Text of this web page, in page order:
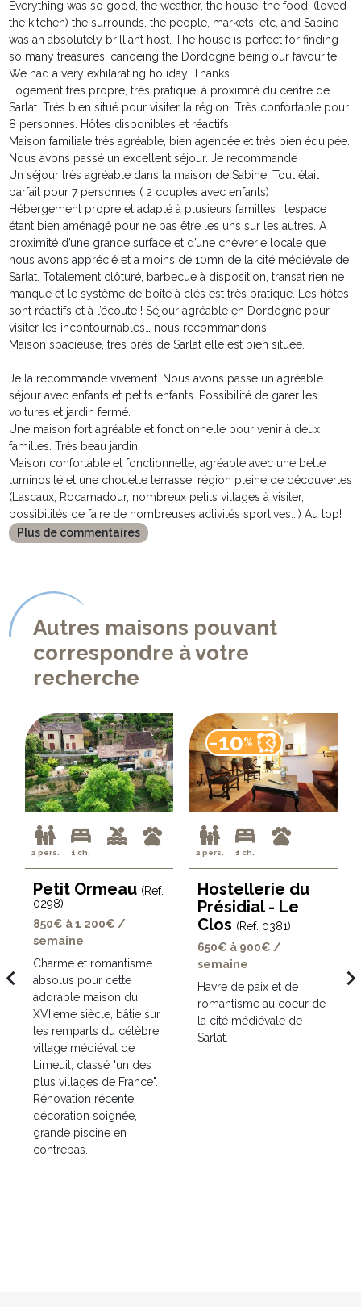
Everything was so good, the weather, the house, the food, (loved
the kitchen) the surrounds, the people, markets, etc, and Sabine
was an absolutely brilliant host. The house is perfect for finding
so many treasures, canoeing the Dordogne being our favourite.
We had a very exhilarating holiday. Thanks
Logement très propre, très pratique, à proximité du centre de
Sarlat. Très bien situé pour visiter la région. Très confortable pour
8 personnes. Hôtes disponibles et réactifs.
Maison familiale très agréable, bien agencée et très bien équipée.
Nous avons passé un excellent séjour. Je recommande
Un séjour très agréable dans la maison de Sabine. Tout était
parfait pour 7 personnes ( 2 couples avec enfants)
Hébergement propre et adapté à plusieurs familles , l’espace
étant bien aménagé pour ne pas être les uns sur les autres. A
proximité d’une grande surface et d’une chèvrerie locale que
nous avons apprécié et a moins de 10mn de la cité médiévale de
Sarlat. Totalement clôturé, barbecue à disposition, transat rien ne
manque et le système de boîte à clés est très pratique. Les hôtes
sont réactifs et à l’écoute ! Séjour agréable en Dordogne pour
visiter les incontournables… nous recommandons
Maison spacieuse, très près de Sarlat elle est bien située.
Je la recommande vivement. Nous avons passé un agréable
séjour avec enfants et petits enfants. Possibilité de garer les
voitures et jardin fermé.
Une maison fort agréable et fonctionnelle pour venir à deux
familles. Très beau jardin.
Maison confortable et fonctionnelle, agréable avec une belle
luminosité et une chouette terrasse, région pleine de découvertes
(Lascaux, Rocamadour, nombreux petits villages à visiter,
possibilités de faire de nombreuses activités sportives...) Au top!
Plus de commentaires
Autres maisons pouvant
correspondre à votre
recherche
2 pers. 1 ch.
Petit Ormeau (Ref.
0298)
850€ à 1 200€ /
semaine
Charme et romantisme
absolus pour cette
adorable maison du
XVIIeme siècle, bâtie sur
les remparts du célèbre
village médiéval de
Limeuil, classé "un des
plus villages de France".
Rénovation récente,
décoration soignée,
grande piscine en
contrebas.
-10%
2 pers. 1 ch.
Hostellerie du
Présidial - Le
Clos (Ref. 0381)
650€ à 900€ /
semaine
Havre de paix et de
romantisme au coeur de
la cité médiévale de
Sarlat.